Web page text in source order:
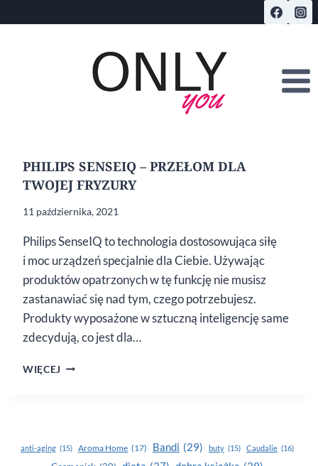
do
PHILIPS SENSEIQ – PRZEŁOM DLA
TWOJEJ FRYZURY
11 października, 2021
Philips SenseIQ to technologia dostosowująca siłę
i moc urządzeń specjalnie dla Ciebie. Używając
produktów opatrzonych w tę funkcję nie musisz
zastanawiać się nad tym, czego potrzebujesz.
Produkty wyposażone w sztuczną inteligencję same
zdecydują, co jest dla…
WIĘCEJ PHILIPS
anti-aging (15) Aroma Home (17) Bandi (29) buty (15) Caudalie (16)